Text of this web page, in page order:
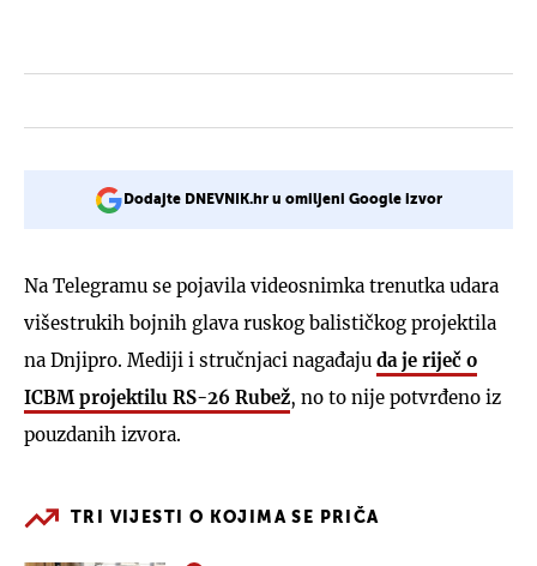
Dodajte DNEVNIK.hr u omiljeni Google izvor
Na Telegramu se pojavila videosnimka trenutka udara
višestrukih bojnih glava ruskog balističkog projektila
na Dnjipro. Mediji i stručnjaci nagađaju da je riječ o
ICBM projektilu RS-26 Rubež, no to nije potvrđeno iz
pouzdanih izvora.
TRI VIJESTI O KOJIMA SE PRIČA